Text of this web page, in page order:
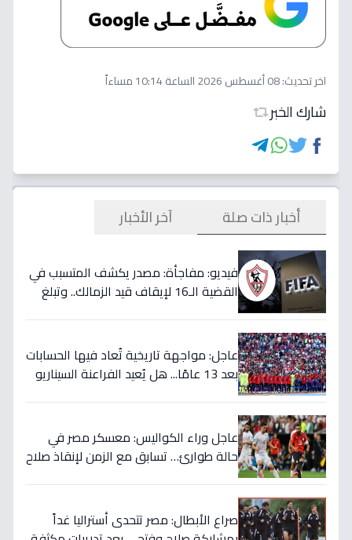
اخر تحديث:08 أغسطس 2026 الساعة 10:14 مساءاً
شارك الخبر
أخبار ذات صلة آخر الأخبار
فيديو: مفاجأة: مصدر يكشف المتسبب في
القضية الـ16 لإيقاف قيد الزمالك.. وتبلغ
عاجل: مواجهة تاريخية تُعاد فيها الحسابات
بعد 13 عامًا... هل يُعيد الفراعنة السيناريو
عاجل وراء الكواليس: معسكر مصر في
حالة طوارئ… تسابق مع الزمن لإنقاذ صلاح
صراع الأبطال: مصر تتحدى أستراليا غداً